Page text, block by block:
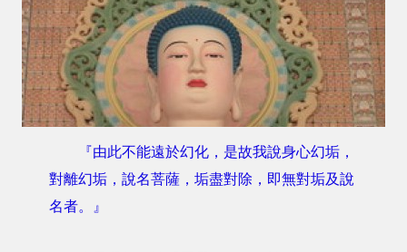
『由此不能遠於幻化，是故我說身心幻垢，
對離幻垢，說名菩薩，垢盡對除，即無對垢及說
名者。』